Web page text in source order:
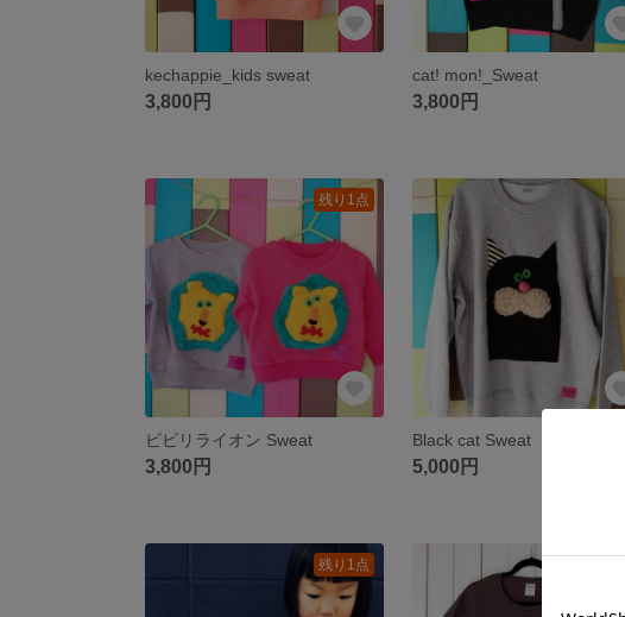
kechappie_kids sweat
3,800円
cat! mon!_Sweat
3,800円
残り1点
ビビリライオン Sweat
3,800円
Black cat Sweat
5,000円
残り1点